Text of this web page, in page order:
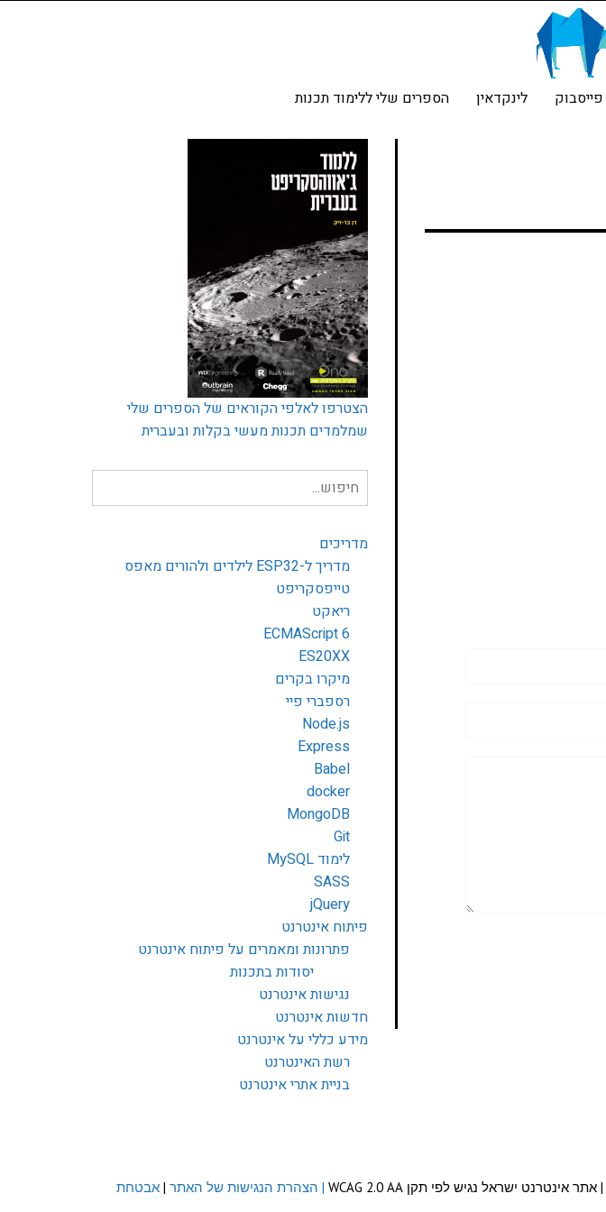
פייסבוק לינקדאין הספרים שלי ללימוד תכנות
הצטרפו לאלפי הקוראים של הספרים שלי
שמלמדים תכנות מעשי בקלות ובעברית
חיפוש
עבור:
מדריכים
מדריך ל-ESP32 לילדים ולהורים מאפס
טייפסקריפט
ריאקט
ECMAScript 6
ES20XX
מיקרו בקרים
רספברי פיי
Node.js
Express
Babel
docker
MongoDB
Git
לימוד MySQL
SASS
jQuery
פיתוח אינטרנט
פתרונות ומאמרים על פיתוח אינטרנט
יסודות בתכנות
נגישות אינטרנט
חדשות אינטרנט
מידע כללי על אינטרנט
רשת האינטרנט
בניית אתרי אינטרנט
| אתר אינטרנט ישראל נגיש לפי תקן WCAG 2.0 AA | הצהרת הנגישות של האתר | אבטחת